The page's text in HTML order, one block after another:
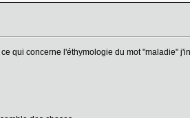
qui concerne l'éthymologie du mot "maladie"